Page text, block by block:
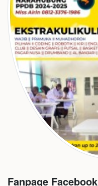
Fanpage Facebook